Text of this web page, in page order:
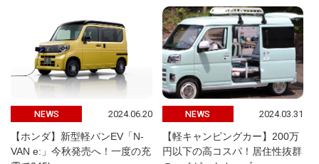
NEWS 2024.06.20
【ホンダ】新型軽バンEV「N-
VAN e:」今秋発売へ！一度の充
NEWS 2024.03.31
【軽キャンピングカー】200万
円以下の高コスパ！居住性抜群